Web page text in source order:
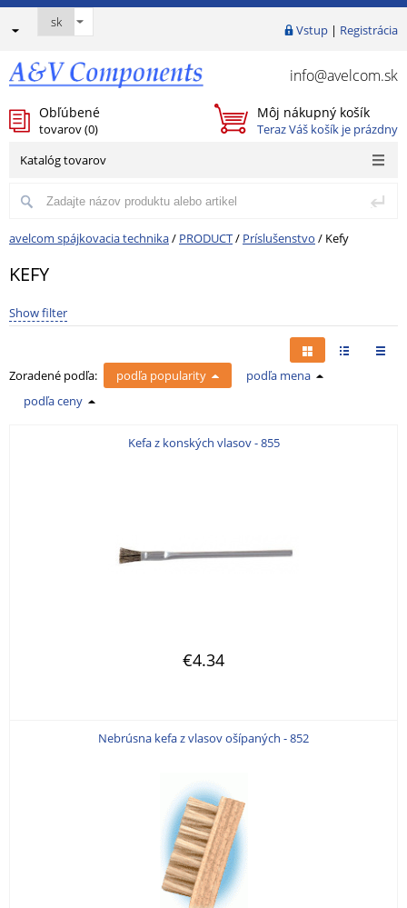
Vstup | Registrácia
info@avelcom.sk
Obľúbené
tovarov (0)
Môj nákupný košík
Teraz Váš košík je prázdny
Katalóg tovarov
avelcom spájkovacia technika/ PRODUCT/ Príslušenstvo / Kefy
KEFY
Show filter
Zoradené podľa: podľa popularity
podľa mena
podľa ceny
Kefa z konských vlasov - 855
€4.34
Nebrúsna kefa z vlasov ošípaných - 852